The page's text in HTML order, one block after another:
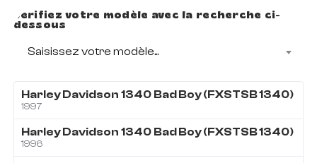
Vérifiez votre modèle avec la recherche ci-
dessous
Saisissez votre modèle...
Harley Davidson 1340 Bad Boy (FXSTSB 1340)
1997
Harley Davidson 1340 Bad Boy (FXSTSB 1340)
1996